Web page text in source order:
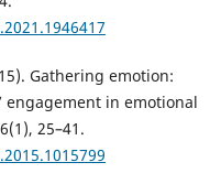
Gathering emotion:
engagement in emotional
25–41.